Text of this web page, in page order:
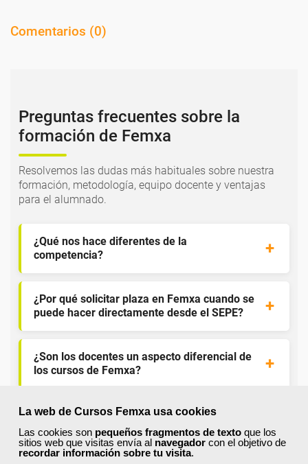
La web de Cursos Femxa usa cookies
Las cookies son pequeños fragmentos de texto que los
sitios web que visitas envía al navegador con el objetivo de
recordar información sobre tu visita.
Comentarios (0)
Preguntas frecuentes sobre la
formación de Femxa
Resolvemos las dudas más habituales sobre nuestra
formación, metodología, equipo docente y ventajas
para el alumnado.
¿Qué nos hace diferentes de la
competencia?
¿Por qué solicitar plaza en Femxa cuando se
puede hacer directamente desde el SEPE?
¿Son los docentes un aspecto diferencial de
los cursos de Femxa?
¿Los cursos de Femxa son prácticos y tienen
temario actualizado?